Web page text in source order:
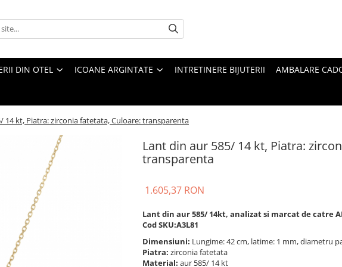
DIN OTEL ICOANE ARGINTATE INTRETINERE BIJUTERII AMBALARE
14 kt, Piatra: zirconia fatetata, Culoare: transparenta
Lant din aur 585/ 14 kt, Piatra:
transparenta
1.605,37 RON
Lant din aur 585/ 14kt, analizat si marcat de catre
Cod SKU:A3L81
Dimensiuni: Lungime: 42 cm, latime: 1 mm, diametru
Piatra: zirconia fatetata
Material: aur 585/ 14 kt